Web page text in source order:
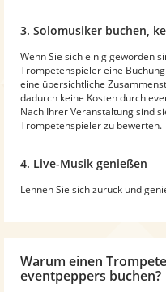
3. Solomusiker buchen,
Wenn Sie sich einig geworden
Trompetenspieler eine
eine übersichtliche
dadurch keine Kosten durch
Nach Ihrer Veranstaltung sind
Trompetenspieler zu bewerten.
4. Live-Musik genießen
Lehnen Sie sich zurück und
Warum einen
eventpeppers buchen?